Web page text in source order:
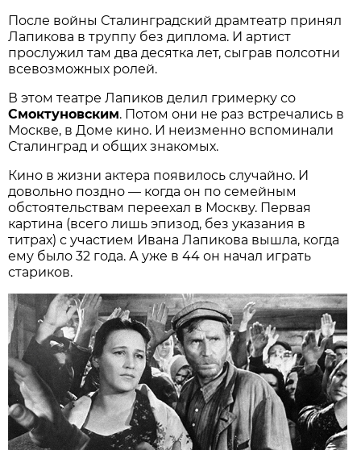
После войны Сталинградский драмтеатр принял
Лапикова в труппу без диплома. И артист
прослужил там два десятка лет, сыграв полсотни
всевозможных ролей.
В этом театре Лапиков делил гримерку со
Смоктуновским. Потом они не раз встречались в
Москве, в Доме кино. И неизменно вспоминали
Сталинград и общих знакомых.
Кино в жизни актера появилось случайно. И
довольно поздно — когда он по семейным
обстоятельствам переехал в Москву. Первая
картина (всего лишь эпизод, без указания в
титрах) с участием Ивана Лапикова вышла, когда
ему было 32 года. А уже в 44 он начал играть
стариков.